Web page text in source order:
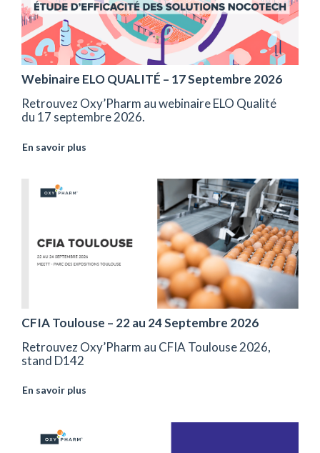
Webinaire ELO QUALITÉ – 17 Septembre 2026
Retrouvez Oxy’Pharm au webinaire ELO Qualité
du 17 septembre 2026.
En savoir plus
CFIA Toulouse – 22 au 24 Septembre 2026
Retrouvez Oxy’Pharm au CFIA Toulouse 2026,
stand D142
En savoir plus